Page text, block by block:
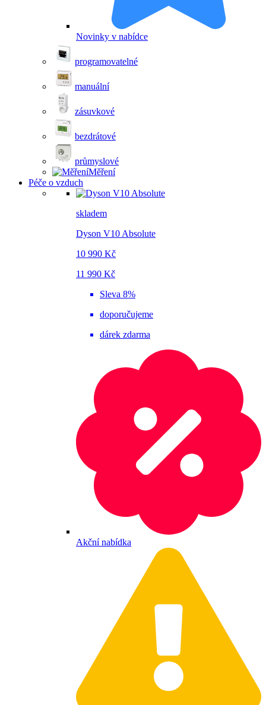
Novinky v nabídce
programovatelné
manuální
zásuvkové
bezdrátové
průmyslové
Měření
Péče o vzduch
skladem
Dyson V10 Absolute
10 990 Kč
11 990 Kč
Sleva 8%
doporučujeme
dárek zdarma
Akční nabídka